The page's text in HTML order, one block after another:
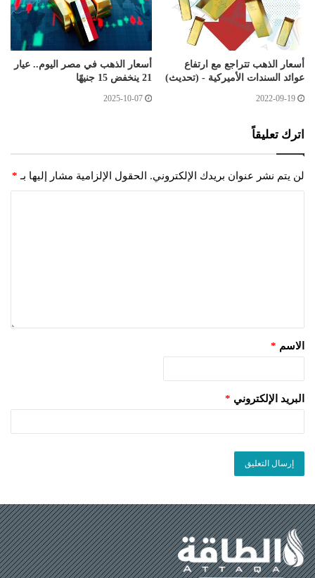
أسعار الذهب تتراجع مع ارتفاع
عوائد السندات الأميركية - (تحديث)
2022-09-19
أسعار الذهب في مصر اليوم.. عيار
21 ينخفض 15 جنيهًا
2025-10-07
اترك تعليقاً
لن يتم نشر عنوان بريدك الإلكتروني. الحقول الإلزامية مشار إليها بـ *
الاسم *
البريد الإلكتروني *